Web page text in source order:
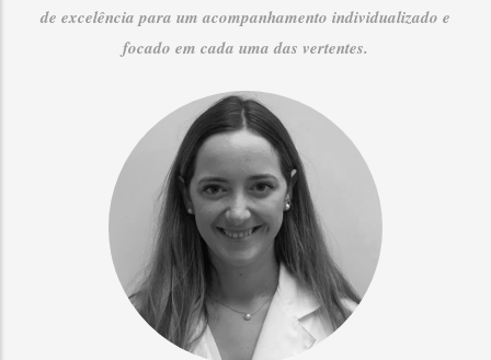
de excelência para um acompanhamento individualizado e
focado em cada uma das vertentes.